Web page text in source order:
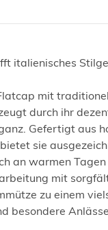
italienisches
mit
durch ihr
Gefertigt aus
sie
an warmen Tagen
mit
zu einem
besondere